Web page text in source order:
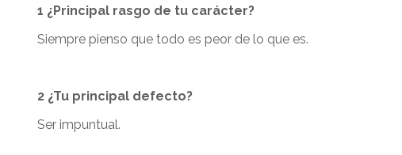
1 ¿Principal rasgo de tu carácter?
Siempre pienso que todo es peor de lo que es.
2 ¿Tu principal defecto?
Ser impuntual.